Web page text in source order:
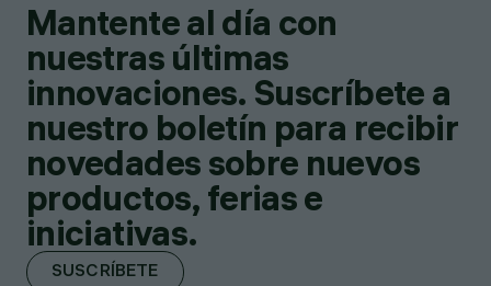
Mantente al día con
nuestras últimas
innovaciones. Suscríbete a
nuestro boletín para recibir
novedades sobre nuevos
productos, ferias e
iniciativas.
SUSCRÍBETE